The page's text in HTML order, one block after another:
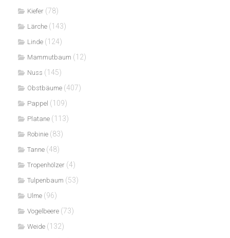
Kiefer (78)
Lärche (143)
Linde (124)
Mammutbaum (12)
Nuss (145)
Obstbäume (407)
Pappel (109)
Platane (113)
Robinie (83)
Tanne (48)
Tropenhölzer (4)
Tulpenbaum (53)
Ulme (96)
Vogelbeere (73)
Weide (132)